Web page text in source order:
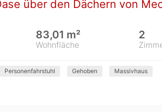
über den Dächern von
Wohnfläche
83,01 m² 2
Personenfahrstuhl Gehoben Massivhaus